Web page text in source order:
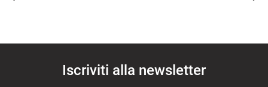
Iscriviti alla newsletter